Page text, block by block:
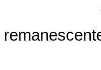
-
adoção